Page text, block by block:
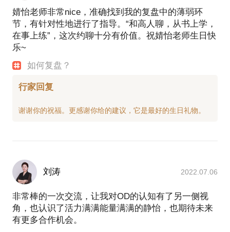
婧怡老师非常nice，准确找到我的复盘中的薄弱环
节，有针对性地进行了指导。“和高人聊，从书上学，
在事上练”，这次约聊十分有价值。祝婧怡老师生日快
乐~
如何复盘？
行家回复
刘涛 2022.07.06
非常棒的一次交流，让我对OD的认知有了另一侧视
角，也认识了活力满满能量满满的静怡，也期待未来
有更多合作机会。